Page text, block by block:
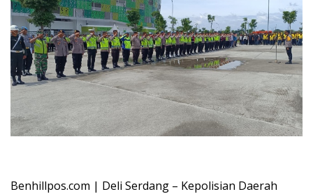
Benhillpos.com | Deli Serdang – Kepolisian Daerah